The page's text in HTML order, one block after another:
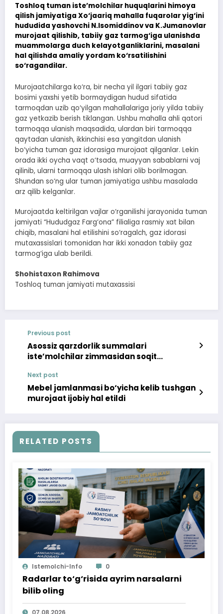
Toshloq tuman iste’molchilar huquqlarini himoya
qilish jamiyatiga Xo‘jaariq mahalla fuqarolar yig‘ini
hududida yashovchi N.Isomiddinov va K.Jumanovlar
murojaat qilishib, tabiiy gaz tarmog‘iga ulanishda
muammolarga duch kelayotganliklarini, masalani
hal qilishda amaliy yordam ko‘rsatilishini
so‘ragandilar.
Murojaatchilarga ko‘ra, bir necha yil ilgari tabiiy gaz
bosimi yaxshi yetib bormaydigan hudud sifatida
tarmoqdan uzib qo‘yilgan mahallalariga joriy yilda tabiiy
gaz yetkazib berish tiklangan. Ushbu mahalla ahli qatori
tarmoqqa ulanish maqsadida, ulardan biri tarmoqqa
qaytadan ulanish, ikkinchisi esa yangitdan ulanish
bo‘yicha tuman gaz idorasiga murojaat qilganlar. Lekin
orada ikki oycha vaqt o‘tsada, muayyan sabablarni vaj
qilinib, ularni tarmoqqa ulash ishlari olib borilmagan.
Shundan so‘ng ular tuman jamiyatiga ushbu masalada
arz qilib kelganlar.
Murojaatda keltirilgan vajlar o‘rganilishi jarayonida tuman
jamiyati “Hududgaz Farg‘ona” filialiga rasmiy xat bilan
chiqib, masalani hal etilishini so‘ragalch, gaz idorasi
mutaxassislari tomonidan har ikki xonadon tabiiy gaz
tarmog‘iga ulab berildi.
Shohistaxon Rahimova
Toshloq tuman jamiyati mutaxassisi
Previous post
Asossiz qarzdorlik summalari
iste’molchilar zimmasidan soqit
Next post
Mebel jamlanmasi bo‘yicha kelib tushgan
murojaat ijobiy hal etildi
RELATED POSTS
Istemolchi-Info 0
Radarlar to‘g‘risida ayrim narsalarni
bilib oling
07.08.2026